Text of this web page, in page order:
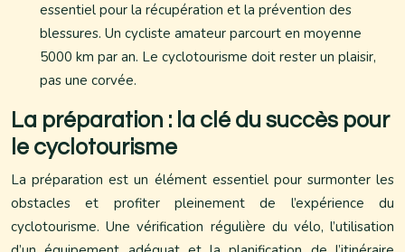
essentiel pour la récupération et la prévention des
blessures. Un cycliste amateur parcourt en moyenne
5000 km par an. Le cyclotourisme doit rester un plaisir,
pas une corvée.
La préparation : la clé du succès pour
le cyclotourisme
La préparation est un élément essentiel pour surmonter les
obstacles et profiter pleinement de l’expérience du
cyclotourisme. Une vérification régulière du vélo, l’utilisation